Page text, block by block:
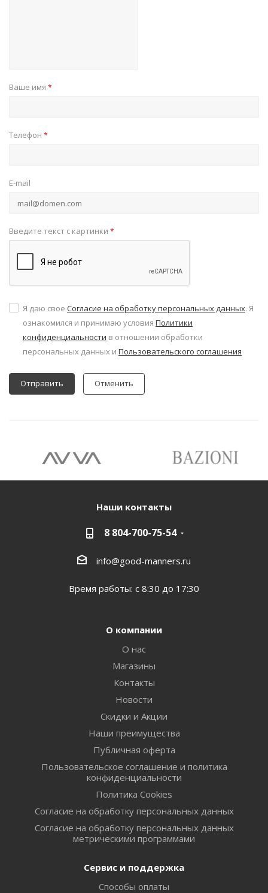
Ваше имя *
Телефон *
E-mail
Введите текст с картинки *
Я даю свое Согласие на обработку персональных данных. Я
ознакомился и принимаю условия Политики
конфиденциальности в отношении обработки
персональных данных и Пользовательского соглашения
Отменить
Наши контакты
8 804-700-75-54
info@good-manners.ru
Время работы: с 8:30 до 17:30
О компании
О нас
Магазины
Контакты
Новости
Скидки и Акции
Наши преимущества
Публичная оферта
Пользовательское соглашение и политика
конфиденциальности
Политика Cookies
Согласие на обработку персональных данных
Согласие на обработку персональных данных
метрическими программами
Сервис и поддержка
Способы оплаты